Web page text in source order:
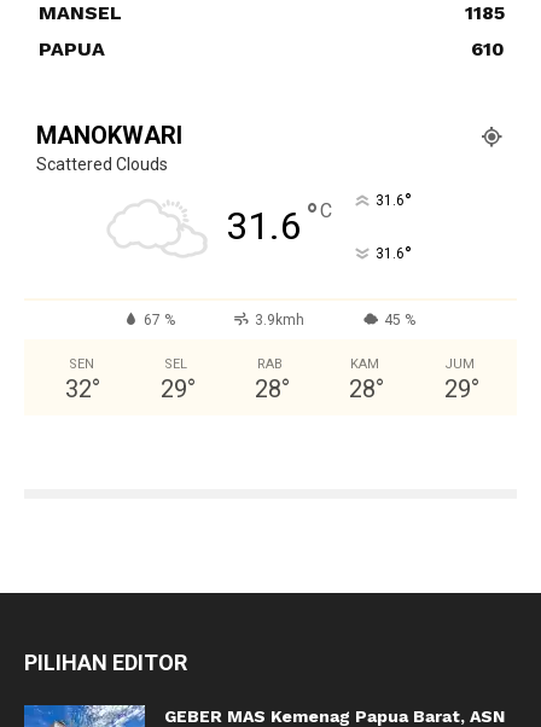
MANSEL
1185
PAPUA
610
MANOKWARI
Scattered Clouds
31.6 °C 31.6°
31.6°
67 % 3.9kmh 45 %
SEN
32°
SEL
29°
RAB
28°
KAM
28°
JUM
29°
PILIHAN EDITOR
GEBER MAS Kemenag Papua Barat, ASN